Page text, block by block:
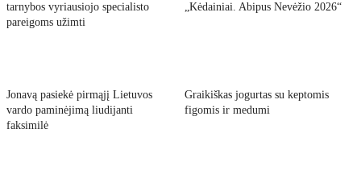
tarnybos vyriausiojo specialisto
pareigoms užimti
„Kėdainiai. Abipus Nevėžio 2026“
Jonavą pasiekė pirmąjį Lietuvos
vardo paminėjimą liudijanti
faksimilė
Graikiškas jogurtas su keptomis
figomis ir medumi